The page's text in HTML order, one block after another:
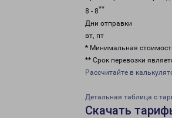
8 - 8**
Дни отправки
вт, пт
* Минимальная
** Срок перевозки
Рассчитайте в
Детальная таблица с
Скачать